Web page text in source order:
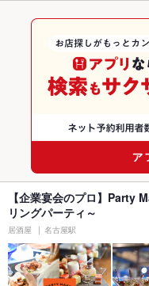
【企業宴会のプロ】Party
リングパーティ～
居酒屋 名古屋駅